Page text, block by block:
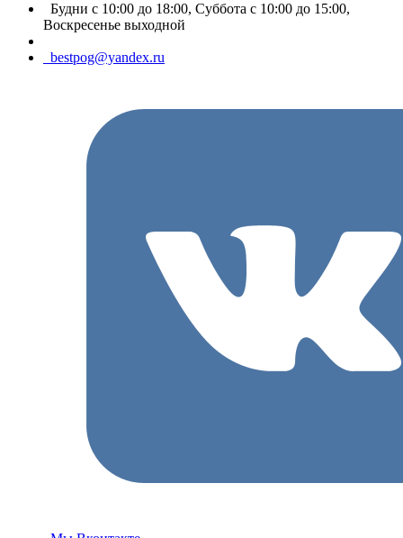
Будни с 10:00 до 18:00, Суббота с 10:00 до 15:00,
Воскресенье выходной
bestpog@yandex.ru